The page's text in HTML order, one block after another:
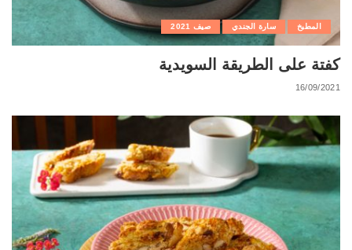
المطبخ سارة الجندي صيف 2021
كفتة على الطريقة السويدية
16/09/2021